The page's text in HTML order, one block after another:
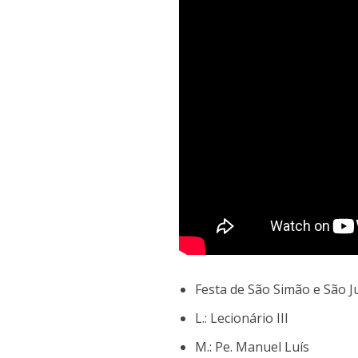
Festa de São Simão e São
L.: Lecionário III
M.: Pe. Manuel Luís